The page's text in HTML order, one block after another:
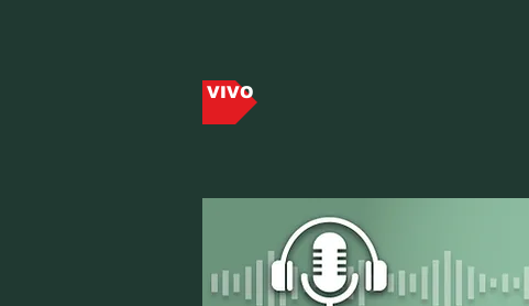
VIVO